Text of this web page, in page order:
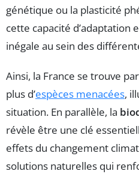
génétique ou la plasticité
cette capacité d’adaptation
inégale au sein des
Ainsi, la France se trouve
plus d’espèces menacées,
situation. En parallèle, la
révèle être une clé
effets du changement
solutions naturelles qui